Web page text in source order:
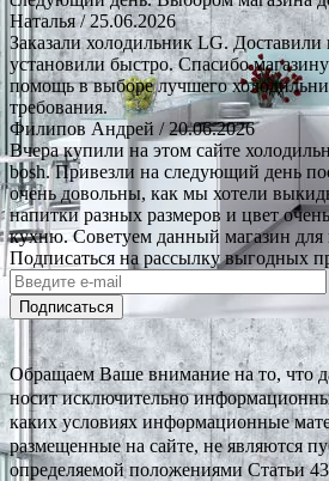
Наталья/ 25.06.2026
Заказали холодильник LG. Доставили
установили быстро. Спасибо
помощь в выборе лучшего
требования.
Филипов Андрей / 20.06.2026
Вчера купили на этом сайте
bosh. Привезли на следующий день
очень довольны, как мы хотели
напитки разных размеров и цвет
кухню. Советуем данный магазин для
Подписаться на рассылку выгодных
Подписаться
Обращаем Ваше внимание на то, что
носит исключительно
каких условиях информационные
размещенные на сайте, не являются
определяемой положениями Статьи